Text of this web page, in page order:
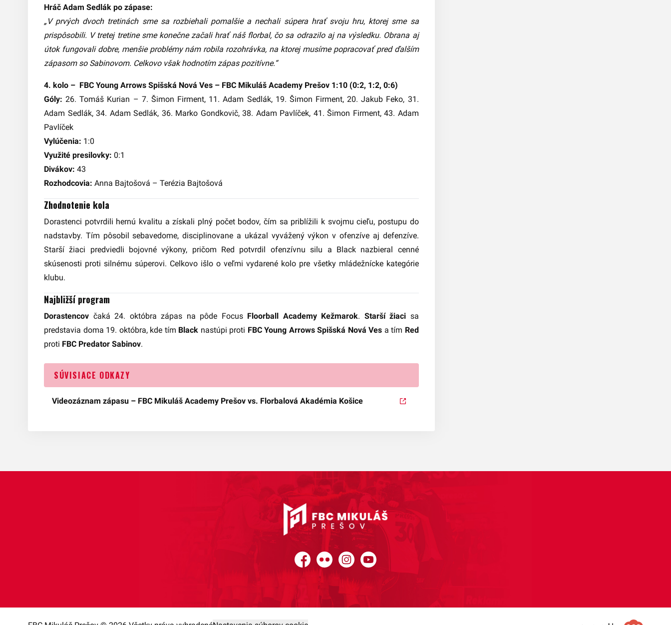
Hráč Adam Sedlák po zápase:
„V prvých dvoch tretinách sme sa rozbiehali pomalšie a nechali súpera hrať svoju hru, ktorej sme sa
prispôsobili. V tretej tretine sme konečne začali hrať náš florbal, čo sa odrazilo aj na výsledku. Obrana aj
útok fungovali dobre, menšie problémy nám robila rozohrávka, na ktorej musíme popracovať pred ďalším
zápasom so Sabinovom. Celkovo však hodnotím zápas pozitívne.“
4. kolo – FBC Young Arrows Spišská Nová Ves – FBC Mikuláš Academy Prešov 1:10 (0:2, 1:2, 0:6)
Góly:26. Tomáš Kurian – 7. Šimon Firment, 11. Adam Sedlák, 19. Šimon Firment, 20. Jakub Feko, 31.
Adam Sedlák, 34. Adam Sedlák, 36. Marko Gondkovič, 38. Adam Pavlíček, 41. Šimon Firment, 43. Adam
Pavlíček
Vylúčenia: 1:0
Využité presilovky: 0:1
Divákov: 43
Rozhodcovia: Anna Bajtošová – Terézia Bajtošová
Zhodnotenie kola
Dorastenci potvrdili hernú kvalitu a získali plný počet bodov, čím sa priblížili k svojmu cieľu, postupu do
nadstavby. Tím pôsobil sebavedome, disciplinovane a ukázal vyvážený výkon v ofenzíve aj defenzíve.
Starší žiaci predviedli bojovné výkony, pričom Red potvrdil ofenzívnu silu a Black nazbieral cenné
skúsenosti proti silnému súperovi. Celkovo išlo o veľmi vydarené kolo pre všetky mládežnícke kategórie
klubu.
Najbližší program
Dorastencov čaká 24. októbra zápas na pôde Focus Floorball Academy Kežmarok. Starší žiaci sa
predstavia doma 19. októbra, kde tím Black nastúpi proti FBC Young Arrows Spišská Nová Ves a tím Red
proti FBC Predator Sabinov.
SÚVISIACE ODKAZY
Videozáznam zápasu – FBC Mikuláš Academy Prešov vs. Florbalová Akadémia Košice
Facebook
Flickr InstagramYouTube